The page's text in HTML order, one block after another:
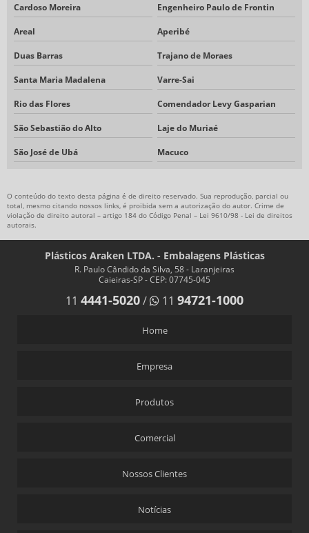
Cardoso Moreira Engenheiro Paulo de Frontin
Areal Aperibé
Duas Barras Trajano de Moraes
Santa Maria Madalena Varre-Sai
Rio das Flores Comendador Levy Gasparian
São Sebastião do Alto Laje do Muriaé
São José de Ubá Macuco
O conteúdo do texto desta página é de direito reservado. Sua reprodução, parcial ou
total, mesmo citando nossos links, é proibida sem a autorização do autor. Crime de
violação de direito autoral – artigo 184 do Código Penal – Lei 9610/98 - Lei de direitos
autorais.
Plásticos Araken LTDA. - Embalagens Plásticas
R. Paulo Cândido da Silva, 58 - Laranjeiras
Caieiras-SP - CEP: 07745-045
11 4441-5020/ 11 94721-1000
Home
Empresa
Produtos
Comercial
Nossos Clientes
Notícias